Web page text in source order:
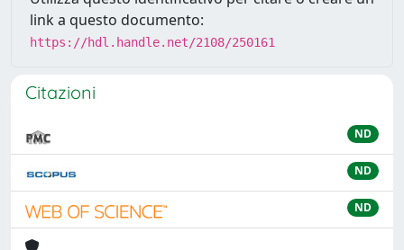
link a questo documento:
https://hdl.handle.net/2108/250161
Citazioni
ND
ND
ND